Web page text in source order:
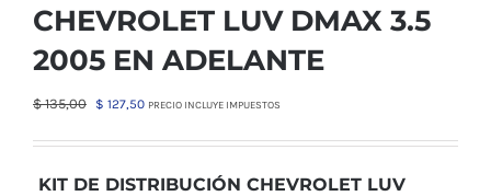
CHEVROLET LUV DMAX 3.5
2005 EN ADELANTE
$135,00
El
original
$ 127,50El
actual
PRECIO INCLUYE IMPUESTOS
KIT DE DISTRIBUCIÓN CHEVROLET LUV